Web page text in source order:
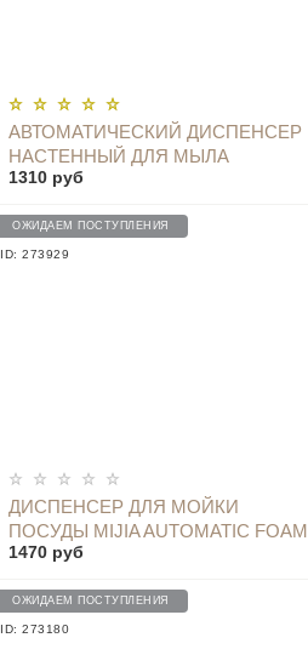
АВТОМАТИЧЕСКИЙ ДИСПЕНСЕР
НАСТЕННЫЙ ДЛЯ МЫЛА
CENTECHIA (WIT), БЕЛЫЙ - Z04
1310 руб
ОПОВЕСТИТЬ
ОЖИДАЕМ ПОСТУПЛЕНИЯ
ID: 273929
ДИСПЕНСЕР ДЛЯ МОЙКИ
ПОСУДЫ MIJIA AUTOMATIC FOAM
DETERGENT MJJJ01XW
1470 руб
ОПОВЕСТИТЬ
ОЖИДАЕМ ПОСТУПЛЕНИЯ
ID: 273180